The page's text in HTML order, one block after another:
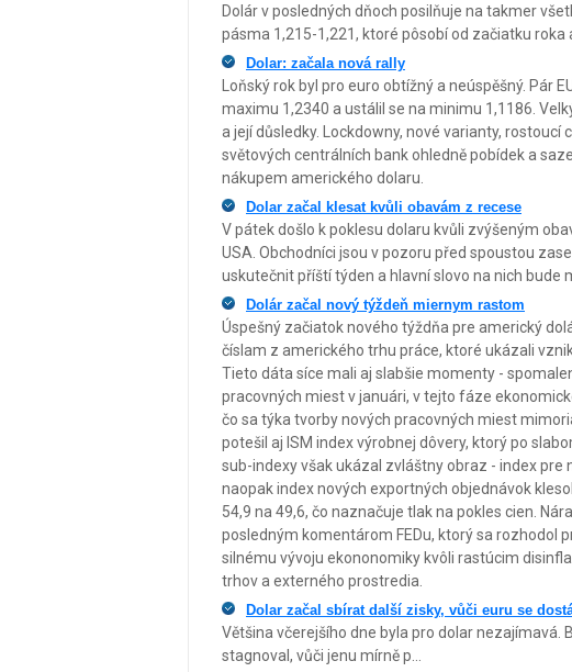
Dolár v posledných dňoch posilňuje na takmer
pásma 1,215-1,221, ktoré pôsobí od začiatku
Dolar: začala nová rally
Loňský rok byl pro euro obtížný a neúspěšný. Pár
maximu 1,2340 a ustálil se na minimu 1,1186.
a její důsledky. Lockdowny, nové varianty,
světových centrálních bank ohledně pobídek a
nákupem amerického dolaru.
Dolar začal klesat kvůli obavám z recese
V pátek došlo k poklesu dolaru kvůli zvýšeným
USA. Obchodníci jsou v pozoru před spoustou
uskutečnit příští týden a hlavní slovo na nich bude
Dolár začal nový týždeň miernym rastom
Úspešný začiatok nového týždňa pre americký
číslam z amerického trhu práce, ktoré ukázali
Tieto dáta síce mali aj slabšie momenty -
pracovných miest v januári, v tejto fáze
čo sa týka tvorby nových pracovných miest
potešil aj ISM index výrobnej dôvery, ktorý po
sub-indexy však ukázal zvláštny obraz - index pre
naopak index nových exportných objednávok
54,9 na 49,6, čo naznačuje tlak na pokles cien.
posledným komentárom FEDu, ktorý sa rozhodol
silnému vývoju ekononomiky kvôli rastúcim
trhov a externého prostredia.
Dolar začal sbírat další zisky, vůči euru se
Většina včerejšího dne byla pro dolar nezajímavá.
stagnoval, vůči jenu mírně p...